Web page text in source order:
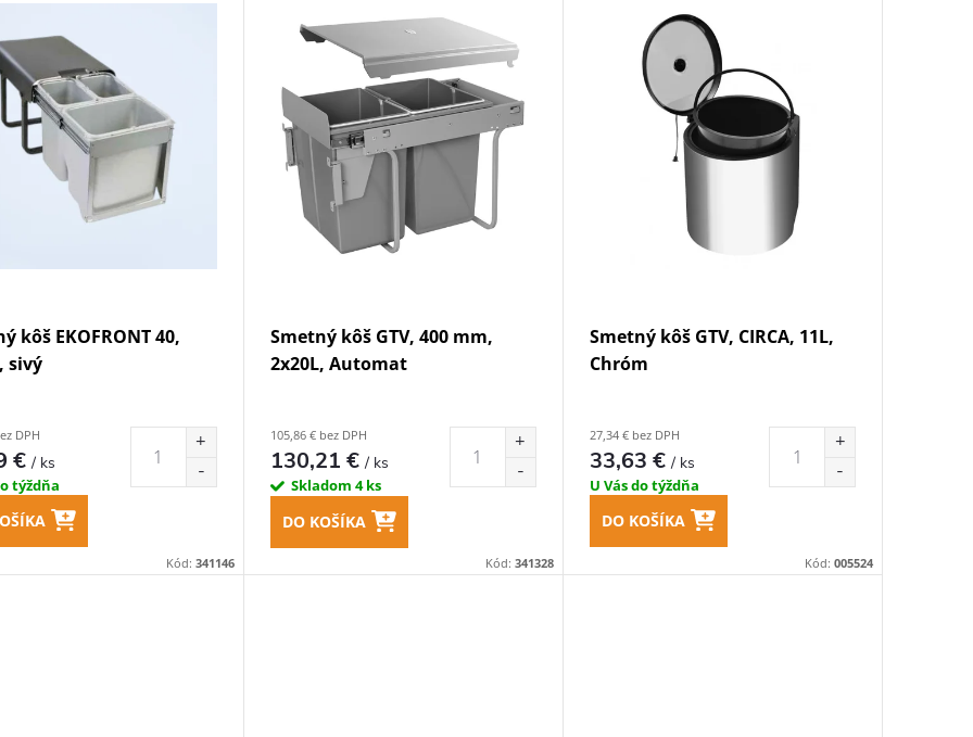
kôš EKOFRONT 40,
sivý
DPH
€/ ks
týždňa
Kód: 341146
Smetný kôš GTV, 400 mm,
2x20L, Automat
105,86 € bez DPH
130,21 €/ ks
Skladom 4 ks
DO KOŠÍKA
Kód: 341328
Smetný kôš GTV, CIRCA, 11L,
Chróm
27,34 € bez DPH
33,63 €/ ks
U Vás do týždňa
DO KOŠÍKA
Kód: 005524